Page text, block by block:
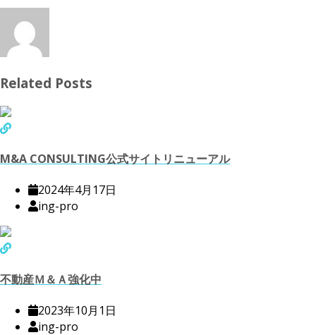
Related Posts
M&A CONSULTING公式サイトリニューアル
2024年4月17日
ing-pro
不動産Ｍ＆Ａ強化中
2023年10月1日
ing-pro